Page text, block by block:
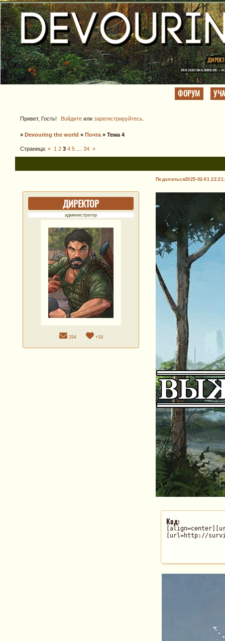
ПОСПАТОКАЛИПСИС •
ФОРУМ
Привет, Гость! Войдите или зарегистрируйтесь
» Devouring the world » Почта » Тема 4
Страница: « 1 2 3 4 5 34 »
Поделиться2025-02-01
ДИРЕКТОР
администратор
294 +19
Код:
[url=http://